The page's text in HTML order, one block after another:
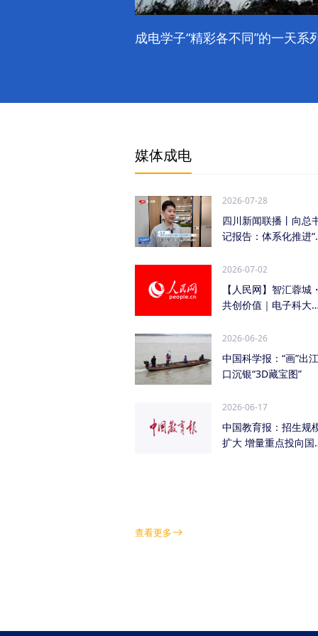
成电学子“精彩各不同”的一天系
媒体成电
2026-07-28
四川新闻联播丨向总
记报告：体系化推进“
2026-07-02
【人民网】智汇蓉城
共创价值｜电子科大
2026-06-26
中国科学报：“画”出江
口沉银“3D藏宝图”
2026-06-17
中国教育报：招生规
扩大 增量重点投向国
查看更多